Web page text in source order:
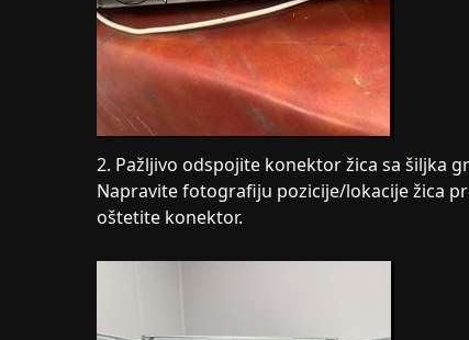
2. Pažljivo odspojite konektor žica sa šiljka
Napravite fotografiju pozicije/lokacije žica
oštetite konektor.